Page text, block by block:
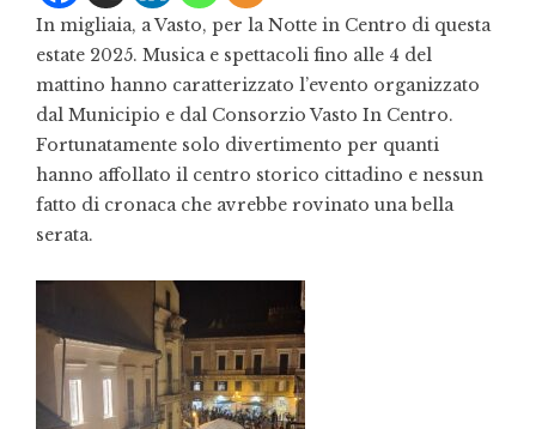
In migliaia, a Vasto, per la Notte in Centro di questa
estate 2025. Musica e spettacoli fino alle 4 del
mattino hanno caratterizzato l’evento organizzato
dal Municipio e dal Consorzio Vasto In Centro.
Fortunatamente solo divertimento per quanti
hanno affollato il centro storico cittadino e nessun
fatto di cronaca che avrebbe rovinato una bella
serata.